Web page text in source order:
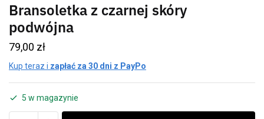
Bransoletka z czarnej skóry
podwójna
79,00 zł
Kup teraz i zapłać za 30 dni z PayPo
5 w magazynie